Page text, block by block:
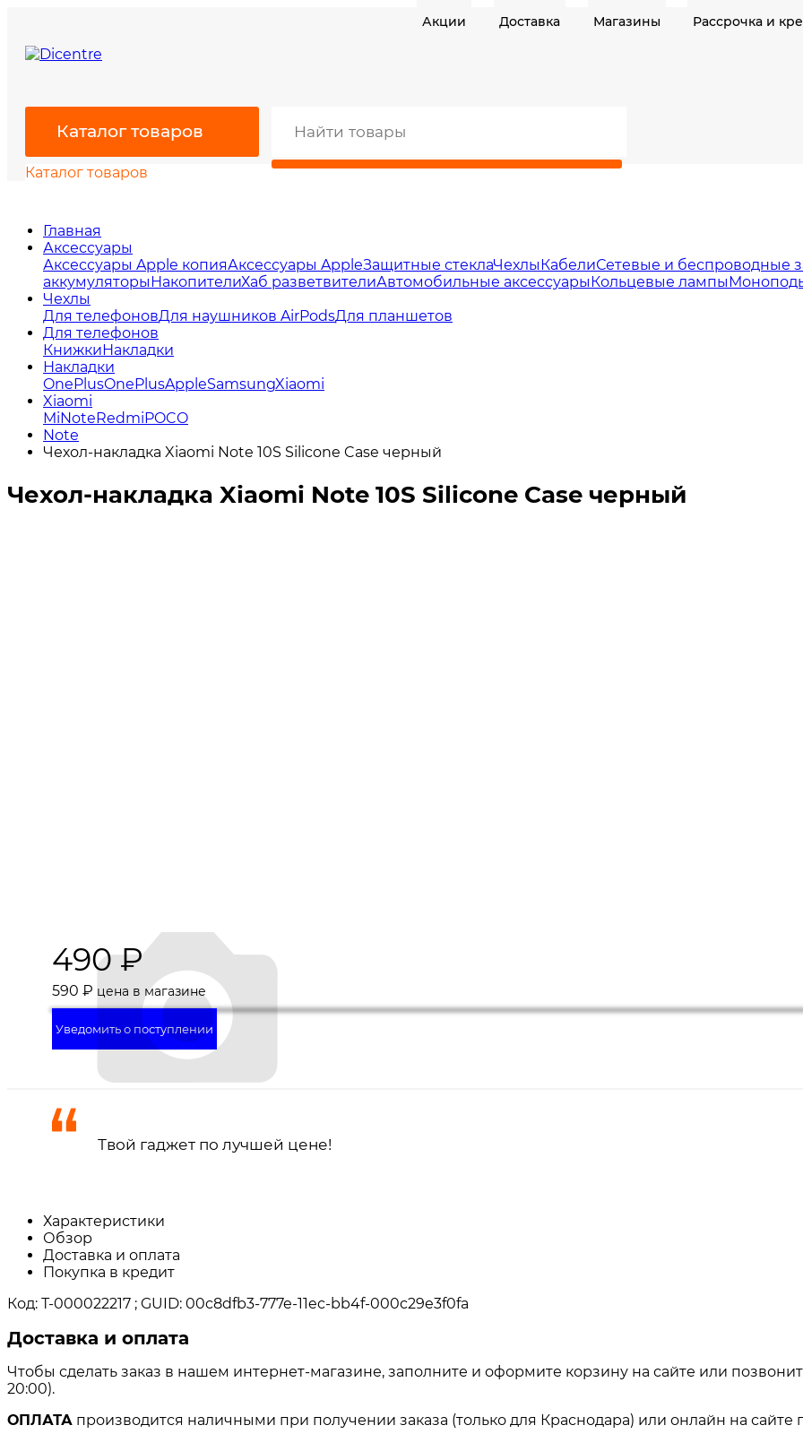
Акции Доставка Магазины Рассрочка и
Каталог товаров
Каталог товаров
Главная
Аксессуары
Аксессуары Apple копияАксессуары AppleЗащитные стеклаЧехлыКабелиСетевые и беспроводные
аккумуляторыНакопителиХаб разветвителиАвтомобильные аксессуарыКольцевые лампы
Чехлы
Для телефоновДля наушников AirPodsДля планшетов
Для телефонов
КнижкиНакладки
Накладки
OnePlusOnePlusAppleSamsungXiaomi
Xiaomi
MiNoteRedmiPOCO
Note
Чехол-накладка Xiaomi Note 10S Silicone Case черный
Чехол-накладка Xiaomi Note 10S Silicone Case черный
490₽
590 ₽ цена в магазине
Уведомить о поступлении
Твой гаджет по лучшей цене!
Характеристики
Обзор
Доставка и оплата
Покупка в кредит
Код: Т-000022217 ; GUID: 00c8dfb3-777e-11ec-bb4f-000c29e3f0fa
Доставка и оплата
Чтобы сделать заказ в нашем интернет-магазине, заполните и оформите корзину на сайте или
20:00).
ОПЛАТА производится наличными при получении заказа (только для Краснодара) или онлайн на